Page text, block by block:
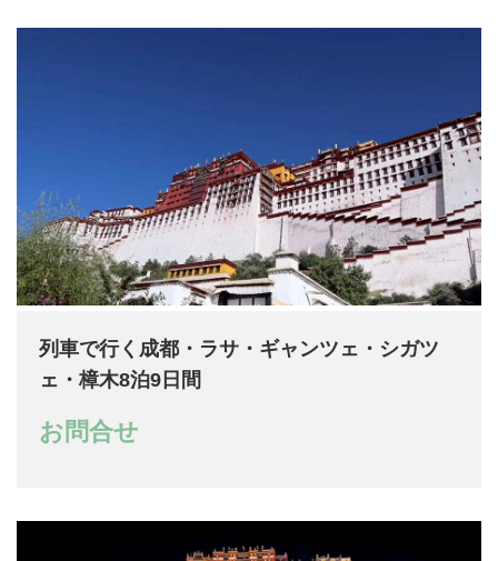
列車で行く成都・ラサ・ギャンツェ・シガツ
ェ・樟木8泊9日間
お問合せ